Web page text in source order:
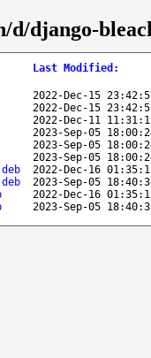
d/django-
Last Modified :
2022-Dec-15
2022-Dec-15
2022-Dec-11
2023-Sep-05
2023-Sep-05
2023-Sep-05
2022-Dec-16
2023-Sep-05
2022-Dec-16
2023-Sep-05